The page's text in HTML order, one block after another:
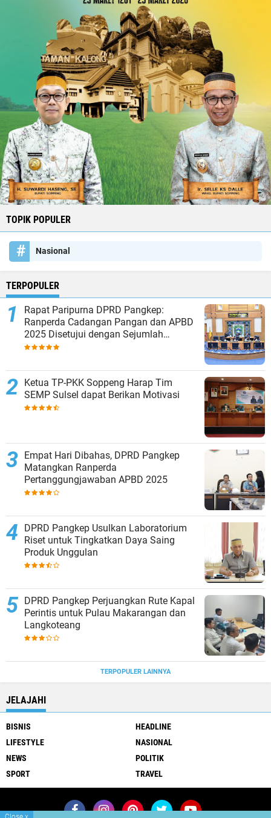
TOPIK POPULER
Nasional
TERPOPULER
Rapat Paripurna DPRD Pangkep:
Ranperda Cadangan Pangan dan APBD
2025 Disetujui dengan Sejumlah
Catatan
Ketua TP-PKK Soppeng Harap Tim
SEMP Sulsel dapat Berikan Motivasi
Empat Hari Dibahas, DPRD Pangkep
Matangkan Ranperda
Pertanggungjawaban APBD 2025
DPRD Pangkep Usulkan Laboratorium
Riset untuk Tingkatkan Daya Saing
Produk Unggulan
DPRD Pangkep Perjuangkan Rute Kapal
Perintis untuk Pulau Makarangan dan
Langkoteang
TERPOPULER LAINNYA
JELAJAHI
BISNIS
HEADLINE
LIFESTYLE
NASIONAL
NEWS
POLITIK
SPORT
TRAVEL